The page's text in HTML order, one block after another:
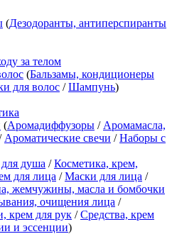
(Дезодоранты, антиперспиранты
за телом
(Бальзамы, кондиционеры
для волос /Шампунь)
(Аромадиффузоры / Аромамасла,
Ароматические свечи /Наборы с
для душа /Косметика, крем,
для лица /Маски для лица /
жемчужины, масла и бомбочки
очищения лица /
крем для рук /Средства, крем
и эссенции)